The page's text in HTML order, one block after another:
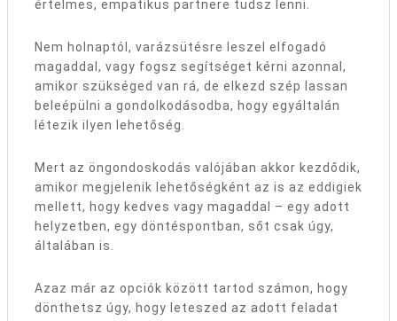
értelmes, empatikus partnere tudsz lenni.
Nem holnaptól, varázsütésre leszel elfogadó
magaddal, vagy fogsz segítséget kérni azonnal,
amikor szükséged van rá, de elkezd szép lassan
beleépülni a gondolkodásodba, hogy egyáltalán
létezik ilyen lehetőség.
Mert az öngondoskodás valójában akkor kezdődik,
amikor megjelenik lehetőségként az is az eddigiek
mellett, hogy kedves vagy magaddal – egy adott
helyzetben, egy döntéspontban, sőt csak úgy,
általában is.
Azaz már az opciók között tartod számon, hogy
dönthetsz úgy, hogy leteszed az adott feladat